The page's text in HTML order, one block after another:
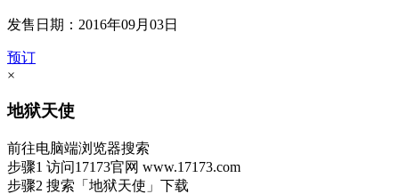
发售日期：2016年09月03日
预订
×
地狱天使
前往电脑端浏览器搜索
步骤1 访问17173官网 www.17173.com
步骤2 搜索 「地狱天使」 下载